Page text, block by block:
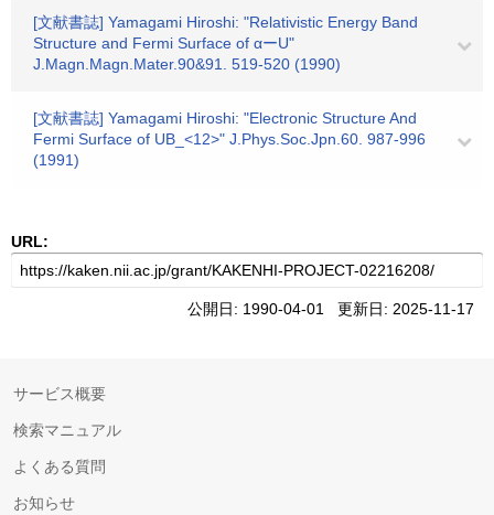
[文献書誌] Yamagami Hiroshi: "Relativistic Energy Band
Structure and Fermi Surface of αーU"
J.Magn.Magn.Mater.90&91. 519-520 (1990)
[文献書誌] Yamagami Hiroshi: "Electronic Structure And
Fermi Surface of UB_<12>" J.Phys.Soc.Jpn.60. 987-996
(1991)
URL:
公開日: 1990-04-01 更新日: 2025-11-17
サービス概要
検索マニュアル
よくある質問
お知らせ